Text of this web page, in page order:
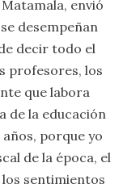
envió
desempeñan
decir todo el
profesores, los
que labora
de la educación
porque yo
de la época, el
los sentimientos